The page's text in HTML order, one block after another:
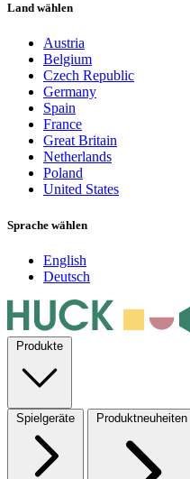
Land wählen
Austria
Belgium
Czech Republic
Germany
Spain
France
Great Britain
Netherlands
Poland
United States
Sprache wählen
English
Deutsch
Produkte
Spielgeräte Produktneuheiten